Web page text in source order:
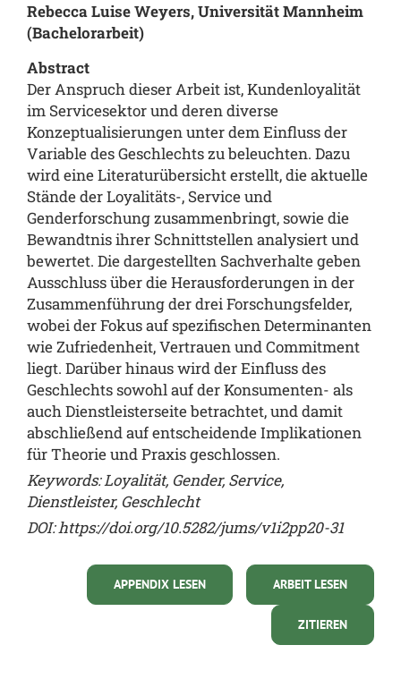
Rebecca Luise Weyers, Universität Mannheim
(Bachelorarbeit)
Abstract
Der Anspruch dieser Arbeit ist, Kundenloyalität
im Servicesektor und deren diverse
Konzeptualisierungen unter dem Einfluss der
Variable des Geschlechts zu beleuchten. Dazu
wird eine Literaturübersicht erstellt, die aktuelle
Stände der Loyalitäts-, Service und
Genderforschung zusammenbringt, sowie die
Bewandtnis ihrer Schnittstellen analysiert und
bewertet. Die dargestellten Sachverhalte geben
Ausschluss über die Herausforderungen in der
Zusammenführung der drei Forschungsfelder,
wobei der Fokus auf spezifischen Determinanten
wie Zufriedenheit, Vertrauen und Commitment
liegt. Darüber hinaus wird der Einfluss des
Geschlechts sowohl auf der Konsumenten- als
auch Dienstleisterseite betrachtet, und damit
abschließend auf entscheidende Implikationen
für Theorie und Praxis geschlossen.
Keywords:Loyalität, Gender, Service,
Dienstleister, Geschlecht
DOI:https://doi.org/10.5282/jums/v1i2pp20-31
ARBEIT LESEN
APPENDIX LESEN
ZITIEREN